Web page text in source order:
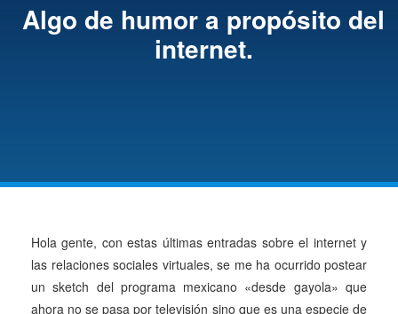
Algo de humor a propósito del
internet.
Hola gente, con estas últimas entradas sobre el internet y
las relaciones sociales virtuales, se me ha ocurrido postear
un sketch del programa mexicano «desde gayola» que
ahora no se pasa por televisión sino que es una especie de